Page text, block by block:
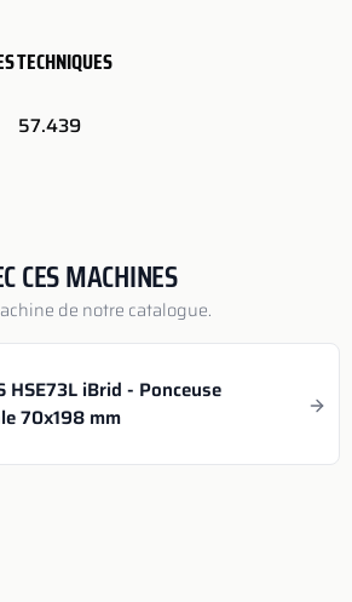
TECHNIQUES
57.439
CES MACHINES
de notre catalogue.
HSE73L iBrid - Ponceuse
70x198 mm